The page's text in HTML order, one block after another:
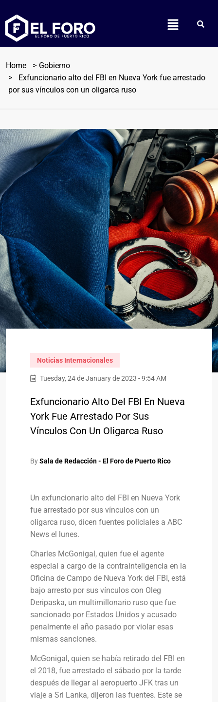
Home
Gobierno
Exfuncionario alto del FBI en Nueva York fue arrestado
por sus vínculos con un oligarca ruso
Noticias Internacionales
Tuesday, 24 de January de 2023 - 9:54 AM
Exfuncionario Alto Del FBI En Nueva
York Fue Arrestado Por Sus
Vínculos Con Un Oligarca Ruso
BySala de Redacción - El Foro de Puerto Rico
Un exfuncionario alto del FBI en Nueva York
fue arrestado por sus vínculos con un
oligarca ruso, dicen fuentes policiales a ABC
News el lunes.
Charles McGonigal, quien fue el agente
especial a cargo de la contrainteligencia en la
Oficina de Campo de Nueva York del FBI, está
bajo arresto por sus vínculos con Oleg
Deripaska, un multimillonario ruso que fue
sancionado por Estados Unidos y acusado
penalmente el año pasado por violar esas
mismas sanciones.
McGonigal, quien se había retirado del FBI en
el 2018, fue arrestado el sábado por la tarde
después de llegar al aeropuerto JFK tras un
viaje a Sri Lanka, dijeron las fuentes. Este se